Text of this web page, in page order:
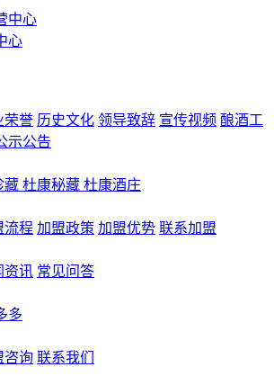
心
荣誉 历史文化 领导致辞 宣传视频 酿酒工
示公告
藏 杜康秘藏 杜康酒庄
流程 加盟政策 加盟优势 联系加盟
资讯 常见问答
多
咨询 联系我们